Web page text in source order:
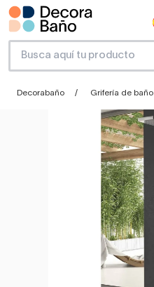
Decorabaño Grifería de baño